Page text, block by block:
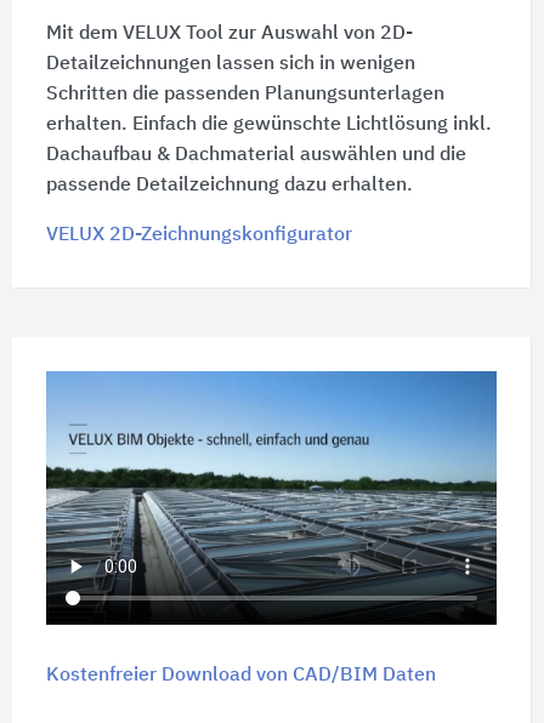
Mit dem VELUX Tool zur Auswahl von 2D-
Detailzeichnungen lassen sich in wenigen
Schritten die passenden Planungsunterlagen
erhalten. Einfach die gewünschte Lichtlösung inkl.
Dachaufbau & Dachmaterial auswählen und die
passende Detailzeichnung dazu erhalten.
VELUX 2D-Zeichnungskonfigurator
Kostenfreier Download von CAD/BIM Daten